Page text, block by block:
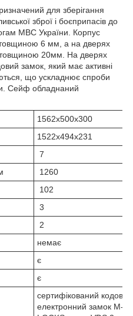
для зберігання
зброї і боєприпасів до
МВС України. Корпус
6 мм, а на дверях
товщиною 20мм. На дверях
замок, який має активні
що ускладнює спроби
Сейф обладнаний
1562х500х300
1522х494х231
7
1260
102
3
2
немає
є
є
сертифікований кодовий
електронний замок M-